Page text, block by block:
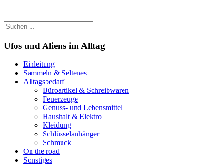
Ufos und Aliens im Alltag
Einleitung
Sammeln & Seltenes
Alltagsbedarf
Büroartikel & Schreibwaren
Feuerzeuge
Genuss- und Lebensmittel
Haushalt & Elektro
Kleidung
Schlüsselanhänger
Schmuck
On the road
Sonstiges